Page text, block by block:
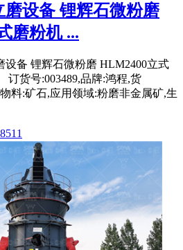
设备 锂辉石微粉磨
磨粉机 ...
设备 锂辉石微粉磨 HLM2400立式
订货号:003489,品牌:鸿程,货
料:矿石,应用领域:粉磨非金属矿,生